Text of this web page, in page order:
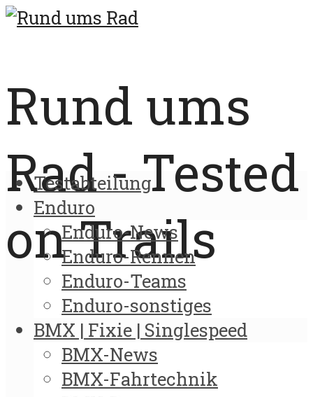
Rund ums
Rad - Tested
on Trails
Testabteilung
Enduro
Enduro-News
Enduro-Rennen
Enduro-Teams
Enduro-sonstiges
BMX | Fixie | Singlespeed
BMX-News
BMX-Fahrtechnik